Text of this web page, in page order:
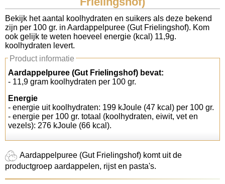
Koolhydraten tellen
Links
Bekijk het aantal koolhydraten en suikers als deze bekend
zijn per 100 gr. in Aardappelpuree (Gut Frielingshof). Kom
ook gelijk te weten hoeveel energie (kcal) 11,9g.
koolhydraten levert.
Product informatie
Aardappelpuree (Gut Frielingshof) bevat:
- 11,9 gram koolhydraten per 100 gr.
Energie
- energie uit koolhydraten: 199 kJoule (47 kcal) per 100 gr.
- energie per 100 gr. totaal (koolhydraten, eiwit, vet en
vezels): 276 kJoule (66 kcal).
Aardappelpuree (Gut Frielingshof) komt uit de
productgroep aardappelen, rijst en pasta's.